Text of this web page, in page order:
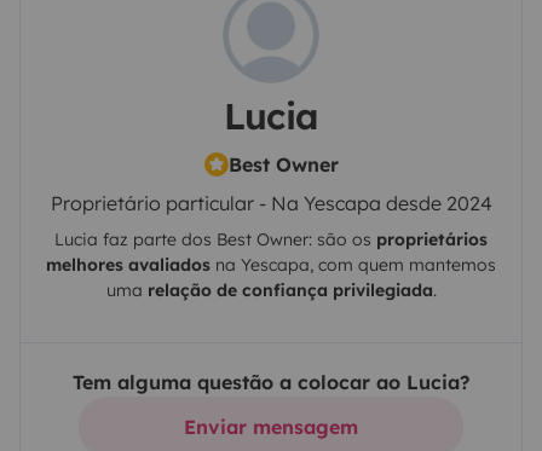
Lucia
Best Owner
Proprietário particular - Na Yescapa desde 2024
Lucia faz parte dos Best Owner: são os proprietários
melhores avaliados na Yescapa, com quem mantemos
uma relação de confiança privilegiada.
Tem alguma questão a colocar ao Lucia?
Enviar mensagem